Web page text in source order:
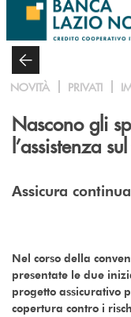
Salta al contenuto principale
NOVITÀ PRIVATI
Nascono gli
l’assistenza
Assicura
Nel corso della
presentate le due
progetto assicurativo
copertura contro i